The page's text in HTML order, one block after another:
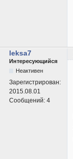
leksa7
Интересующийся
Неактивен
Зарегистрирован:
2015.08.01
Сообщений: 4